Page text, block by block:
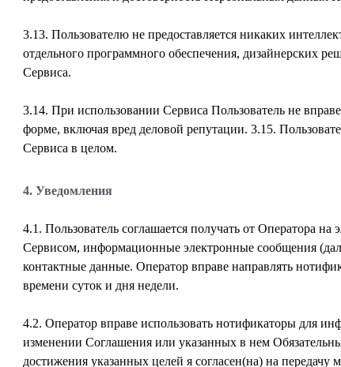
3.13. Пользователю не предоставляется никаких
отдельного программного обеспечения, дизайнерских
3.14. При использовании Сервиса Пользователь не
форме, включая вред деловой репутации. 3.15.
4. Уведомления
4.1. Пользователь соглашается получать от Оператора
Сервисом, информационные электронные сообщения
контактные данные. Оператор вправе направлять
4.2. Оператор вправе использовать нотификаторы для
изменении Соглашения или указанных в нем